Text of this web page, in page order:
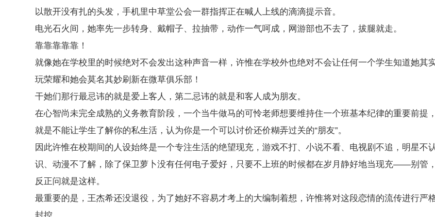
以散开没有扎的头发，手机里中草堂公会一群指挥正在喊人上线的滴滴提示音。
电光石火间，她率先一步转身、戴帽子、拉抽带，动作一气呵成，网游部也不去了，拔腿就走。
靠靠靠靠靠！
就像她在学校里的时候绝对不会发出这种声音一样，许惟在学校外也绝对不会让任何一个学生知道她其
玩荣耀和她会莫名其妙刷新在微草俱乐部！
干她们那行最忌讳的就是爱上客人，第二忌讳的就是和客人成为朋友。
在心智尚未完全成熟的义务教育阶段，一个当牛做马的可怜老师想要维持住一个班基本纪律的重要前提，
就是不能让学生了解你的私生活，认为你是一个可以讨价还价糊弄过关的“朋友”。
因此许惟在校期间的人设始终是一个专注生活的绝望现充，游戏不打、小说不看、电视剧不追，明星不
识、动漫不了解，除了保卫萝卜没有任何电子爱好，只要不上班的时候都在岁月静好地当现充——别管，
反正问就是这样。
最重要的是，王杰希还没退役，为了她好不容易才考上的大编制着想，许惟将对这段恋情的流传进行严
封控。